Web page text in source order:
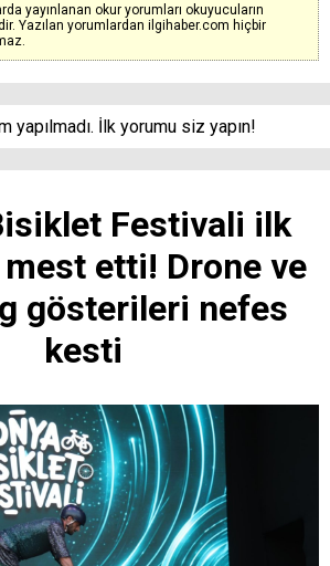
yayınlanan okur yorumları okuyucuların
Yazılan yorumlardan ilgihaber.com hiçbir
yapılmadı. İlk yorumu siz yapın!
Festivali ilk
etti! Drone ve
gösterileri nefes
kesti